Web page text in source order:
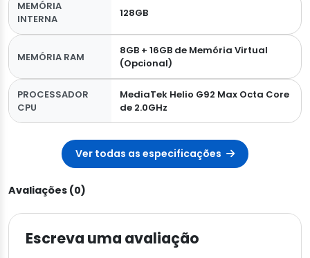
MEMÓRIA
INTERNA
128GB
MEMÓRIA RAM
8GB + 16GB de Memória Virtual
(Opcional)
PROCESSADOR
CPU
MediaTek Helio G92 Max Octa Core
de 2.0GHz
Ver todas as especificações
Avaliações (0)
Escreva uma avaliação